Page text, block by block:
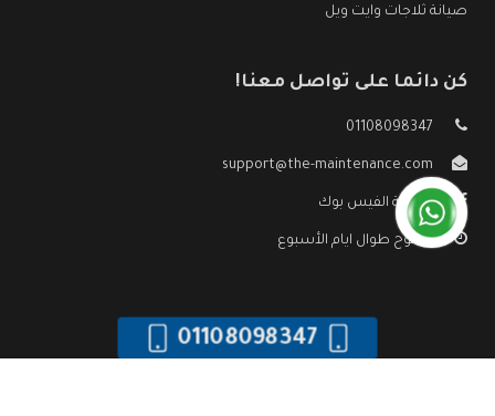
صيانة ثلاجات وايت ويل
كن دائما على تواصل معنا!
01108098347
support@the-maintenance.com
صفحة الفيس بوك
مفتوح طوال ايام الأسبوع
01108098347